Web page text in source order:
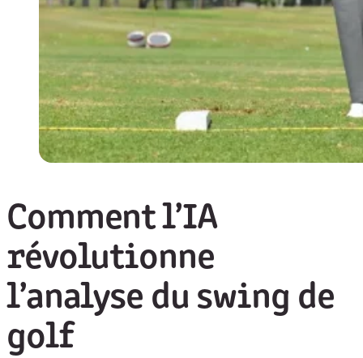
Comment l’IA
révolutionne
l’analyse du swing de
golf